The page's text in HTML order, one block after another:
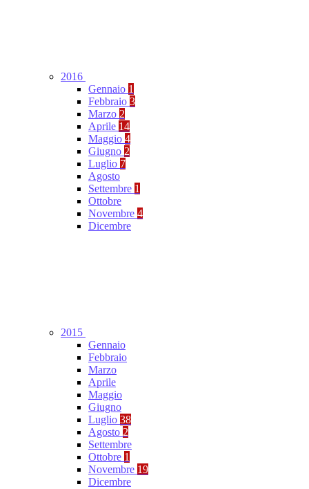
2016
Gennaio 1
Febbraio 3
Marzo 2
Aprile 14
Maggio 4
Giugno 2
Luglio 7
Agosto
Settembre 1
Ottobre
Novembre 4
Dicembre
2015
Gennaio
Febbraio
Marzo
Aprile
Maggio
Giugno
Luglio 38
Agosto 2
Settembre
Ottobre 1
Novembre 19
Dicembre